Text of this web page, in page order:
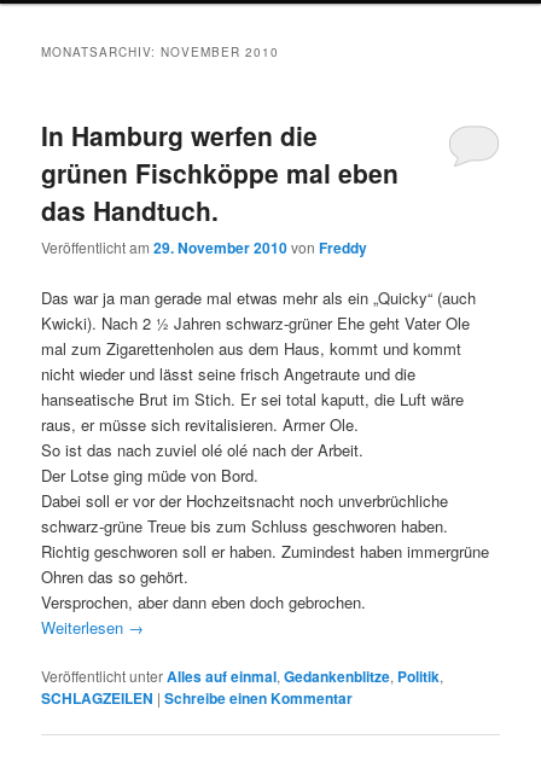
MONATSARCHIV:NOVEMBER 2010
In Hamburg werfen die
grünen Fischköppe mal eben
das Handtuch.
Veröffentlicht am29. November 2010vonFreddy
Das war ja man gerade mal etwas mehr als ein „Quicky“ (auch
Kwicki). Nach 2 ½ Jahren schwarz-grüner Ehe geht Vater Ole
mal zum Zigarettenholen aus dem Haus, kommt und kommt
nicht wieder und lässt seine frisch Angetraute und die
hanseatische Brut im Stich. Er sei total kaputt, die Luft wäre
raus, er müsse sich revitalisieren. Armer Ole.
So ist das nach zuviel olé olé nach der Arbeit.
Der Lotse ging müde von Bord.
Dabei soll er vor der Hochzeitsnacht noch unverbrüchliche
schwarz-grüne Treue bis zum Schluss geschworen haben.
Richtig geschworen soll er haben. Zumindest haben immergrüne
Ohren das so gehört.
Versprochen, aber dann eben doch gebrochen.
Weiterlesen →
Veröffentlicht unterAlles auf einmal,Gedankenblitze, Politik,
SCHLAGZEILEN |Schreibe einen Kommentar